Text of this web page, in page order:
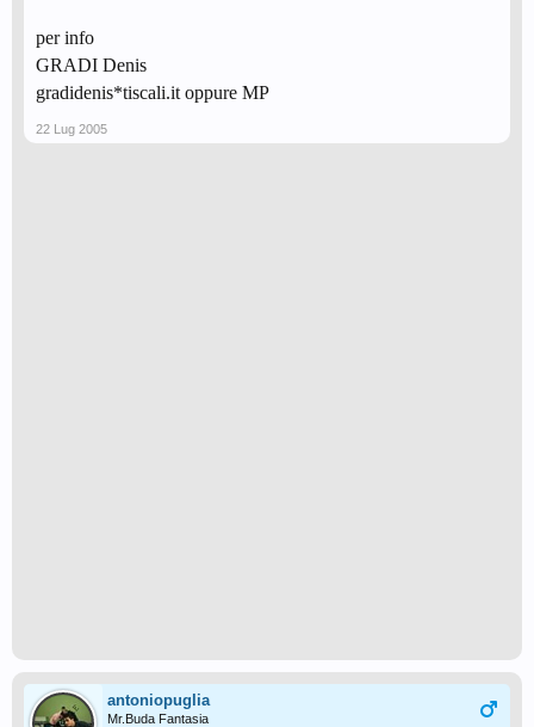
per info
GRADI Denis
gradidenis*tiscali.it oppure MP
22 Lug 2005
antoniopuglia
Mr.Buda Fantasia